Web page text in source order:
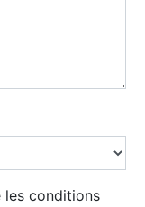
les conditions